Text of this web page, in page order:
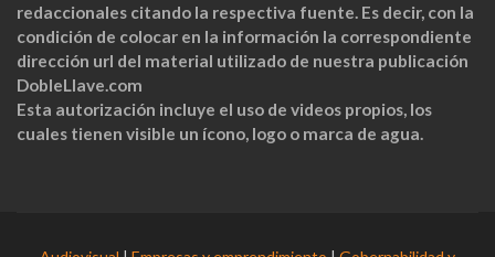
redaccionales citando la respectiva fuente. Es decir, con la
condición de colocar en la información la correspondiente
dirección url del material utilizado de nuestra publicación
DobleLlave.com
Esta autorización incluye el uso de videos propios, los
cuales tienen visible un ícono, logo o marca de agua.